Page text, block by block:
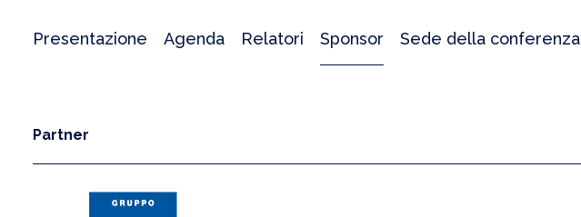
Presentazione Agenda Relatori Sponsor Sede della conferenza
Partner